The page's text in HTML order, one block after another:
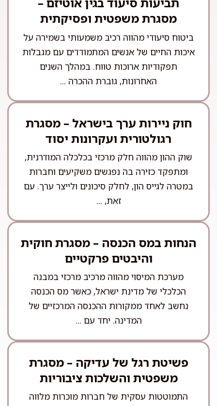
מסגרת משפטית ופסיקתית
ביטוח סיעודי מהווה רכיב משמעותי בשמירה על
איכות החיים של אנשים המתמודדים עם מגבלות
תפקודיות ארוכות טווח. במהלך השנים
האחרונות, גוברת ההכרה ...
חוק ניירות ערך בישראל – מסגרת
רגולטורית ועקרונות יסוד
שוק ההון מהווה חלק מרכזי בכלכלה המודרנית,
ומתפקד כזירה בה נפגשים משקיעים וחברות
במטרה לגייס הון, לחלק סיכונים ולייצר ערך. עם
זאת, ...
הנחות במס הכנסה – מסגרת חוקית
והיבטים פרקטיים
מערכת המיסוי מהווה מרכיב מרכזי במבנה
הכלכלי של מדינת ישראל, כאשר מס הכנסה
נחשב לאחד ממקורות ההכנסה המרכזיים של
המדינה. יחד עם ...
פשיטת רגל של עדיקה – מסגרת
משפטית והשלכות ציבוריות
התמוטטות עסקית של חברות מוכרות מלווה